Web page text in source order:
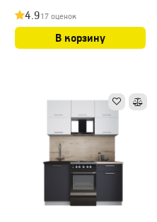
4.917 оценок
В корзину